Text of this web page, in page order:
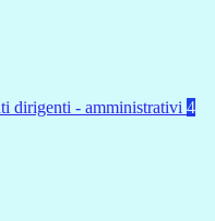
dirigenti - amministrativi 4